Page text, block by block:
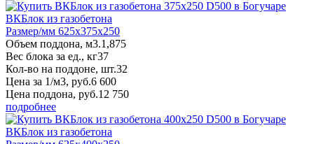
ВКБлок из газобетона
Размер/мм 625x375x250
Объем поддона, м3.1,875
Вес блока за ед., кг37
Кол-во на поддоне, шт.32
Цена за 1/м3, руб.6 600
Цена поддона, руб.12 750
подробнее
ВКБлок из газобетона